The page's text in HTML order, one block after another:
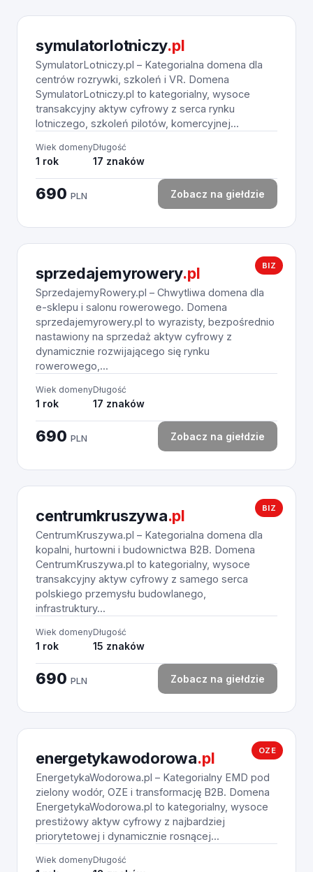
symulatorlotniczy.pl
SymulatorLotniczy.pl – Kategorialna domena dla
centrów rozrywki, szkoleń i VR. Domena
SymulatorLotniczy.pl to kategorialny, wysoce
transakcyjny aktyw cyfrowy z serca rynku
lotniczego, szkoleń pilotów, komercyjnej...
Wiek domeny
1 rok
Długość
17 znaków
690 PLN Zobacz na giełdzie
BIZ
sprzedajemyrowery.pl
SprzedajemyRowery.pl – Chwytliwa domena dla
e-sklepu i salonu rowerowego. Domena
sprzedajemyrowery.pl to wyrazisty, bezpośrednio
nastawiony na sprzedaż aktyw cyfrowy z
dynamicznie rozwijającego się rynku
rowerowego,...
Wiek domeny
1 rok
Długość
17 znaków
690 PLN Zobacz na giełdzie
BIZ
centrumkruszywa.pl
CentrumKruszywa.pl – Kategorialna domena dla
kopalni, hurtowni i budownictwa B2B. Domena
CentrumKruszywa.pl to kategorialny, wysoce
transakcyjny aktyw cyfrowy z samego serca
polskiego przemysłu budowlanego,
infrastruktury...
Wiek domeny
1 rok
Długość
15 znaków
690 PLN Zobacz na giełdzie
OZE
energetykawodorowa.pl
EnergetykaWodorowa.pl – Kategorialny EMD pod
zielony wodór, OZE i transformację B2B. Domena
EnergetykaWodorowa.pl to kategorialny, wysoce
prestiżowy aktyw cyfrowy z najbardziej
priorytetowej i dynamicznie rosnącej...
Wiek domenyDługość